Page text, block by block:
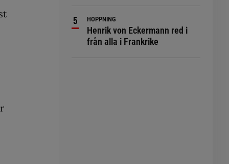
HOPPNING
Henrik von Eckermann red i
från alla i Frankrike